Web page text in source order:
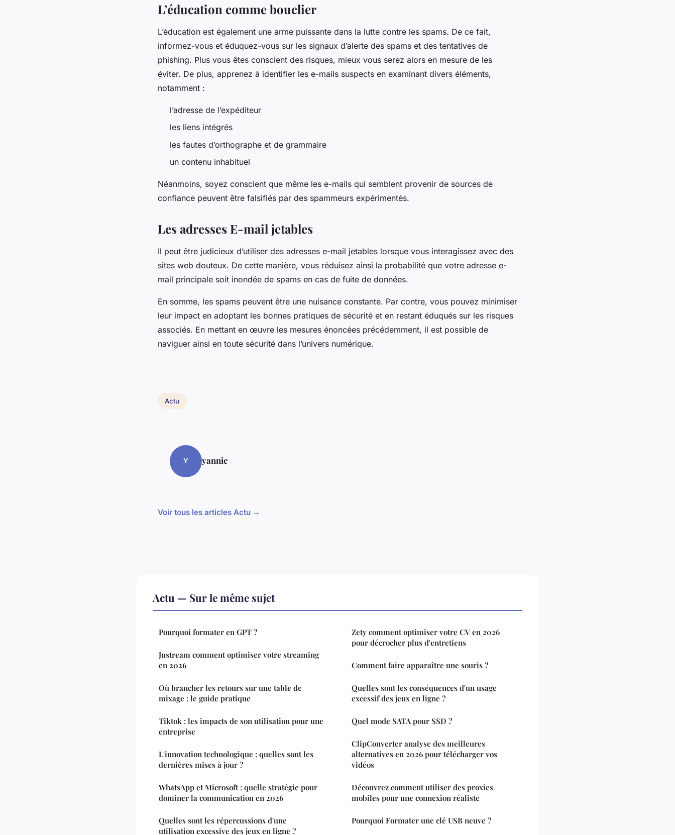
L’éducation comme bouclier
L’éducation est également une arme puissante dans la lutte contre les spams. De ce fait,
informez-vous et éduquez-vous sur les signaux d’alerte des spams et des tentatives de
phishing. Plus vous êtes conscient des risques, mieux vous serez alors en mesure de les
éviter. De plus, apprenez à identifier les e-mails suspects en examinant divers éléments,
notamment :
l’adresse de l’expéditeur
les liens intégrés
les fautes d’orthographe et de grammaire
un contenu inhabituel
Néanmoins, soyez conscient que même les e-mails qui semblent provenir de sources de
confiance peuvent être falsifiés par des spammeurs expérimentés.
Les adresses E-mail jetables
Il peut être judicieux d’utiliser des adresses e-mail jetables lorsque vous interagissez avec des
sites web douteux. De cette manière, vous réduisez ainsi la probabilité que votre adresse e-
mail principale soit inondée de spams en cas de fuite de données.
En somme, les spams peuvent être une nuisance constante. Par contre, vous pouvez minimiser
leur impact en adoptant les bonnes pratiques de sécurité et en restant éduqués sur les risques
associés. En mettant en œuvre les mesures énoncées précédemment, il est possible de
naviguer ainsi en toute sécurité dans l’univers numérique.
Actu
Y yannic
Voir tous les articles Actu →
Actu — Sur le même sujet
Pourquoi formater en GPT ?
Justream comment optimiser votre streaming
en 2026
Où brancher les retours sur une table de
mixage : le guide pratique
Tiktok : les impacts de son utilisation pour une
entreprise
L'innovation technologique : quelles sont les
dernières mises à jour ?
WhatsApp et Microsoft : quelle stratégie pour
dominer la communication en 2026
Quelles sont les répercussions d'une
utilisation excessive des jeux en ligne ?
Zety comment optimiser votre CV en 2026
pour décrocher plus d'entretiens
Comment faire apparaître une souris ?
Quelles sont les conséquences d'un usage
excessif des jeux en ligne ?
Quel mode SATA pour SSD ?
ClipConverter analyse des meilleures
alternatives en 2026 pour télécharger vos
vidéos
Découvrez comment utiliser des proxies
mobiles pour une connexion réaliste
Pourquoi Formater une clé USB neuve ?